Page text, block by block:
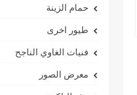
حمام الزينة
طيور اخرى
فنيات الغاوي الناجح
معرض الصور